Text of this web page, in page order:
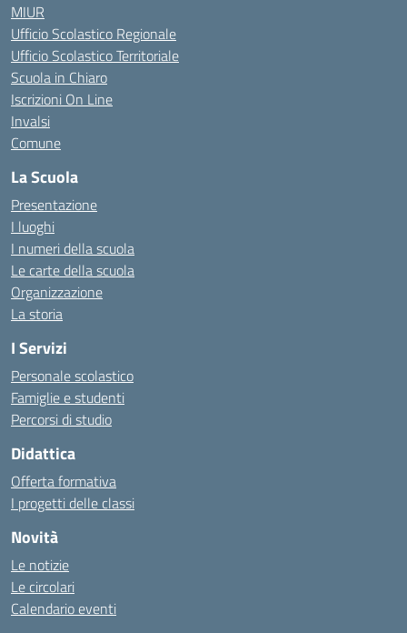
MIUR
Ufficio Scolastico Regionale
Ufficio Scolastico Territoriale
Scuola in Chiaro
Iscrizioni On Line
Invalsi
Comune
La Scuola
Presentazione
I luoghi
I numeri della scuola
Le carte della scuola
Organizzazione
La storia
I Servizi
Personale scolastico
Famiglie e studenti
Percorsi di studio
Didattica
Offerta formativa
I progetti delle classi
Novità
Le notizie
Le circolari
Calendario eventi